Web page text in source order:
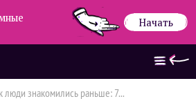
Начать
люди знакомились раньше: 7...